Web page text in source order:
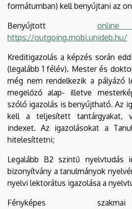
formátumban) kell benyújtani az
Benyújtott
https://outgoing.mobi.unideb.hu/
Kreditigazolás a képzés során
(legalább 1 félév). Mester és
még nem rendelkezik a pályázó
megelőző alap- illetve
szóló igazolás is benyújtható. Az
kell a teljesített tantárgyakat,
indexet. Az igazolásokat a
hitelesíttetni;
Legalább B2 szintű nyelvtudás
bizonyítvány a tanulmányok
nyelvi lektorátus igazolása a
Fényképes